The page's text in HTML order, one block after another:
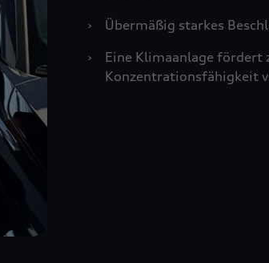
›
Übermäßig starkes
›
Eine Klimaanlage fördert
Konzentrationsfähigkeit